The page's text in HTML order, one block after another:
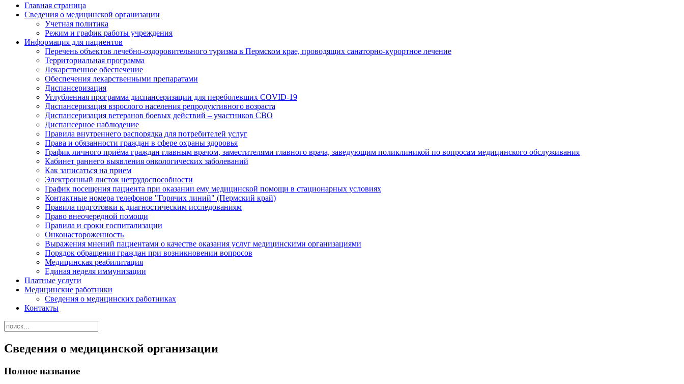
Главная страница
Сведения о медицинской организации
Учетная политика
Режим и график работы учреждения
Информация для пациентов
Перечень объектов лечебно-оздоровительного туризма в Пермском крае, проводящих санаторно-курортное лечение
Территориальная программа
Лекарственное обеспечение
Обеспечения лекарственными препаратами
Диспансеризация
Углубленная программа диспансеризации для переболевших COVID-19
Диспансеризация взрослого населения репродуктивного возраста
Диспансеризация ветеранов боевых действий – участников СВО
Диспансерное наблюдение
Правила внутреннего распорядка для потребителей услуг
Права и обязанности граждан в сфере охраны здоровья
График личного приёма граждан главным врачом, заместителями главного врача, заведующим поликлиникой по вопросам медицинского обслуживания
Кабинет раннего выявления онкологических заболеваний
Как записаться на прием
Электронный листок нетрудоспособности
График посещения пациента при оказании ему медицинской помощи в стационарных условиях
Контактные номера телефонов "Горячих линий" (Пермский край)
Правила подготовки к диагностическим исследованиям
Право внеочередной помощи
Правила и сроки госпитализации
Онконастороженность
Выражения мнений пациентами о качестве оказания услуг медицинскими организациями
Порядок обращения граждан при возникновении вопросов
Медицинская реабилитация
Единая неделя иммунизации
Платные услуги
Медицинские работники
Сведения о медицинских работниках
Контакты
Сведения о медицинской организации
Полное название